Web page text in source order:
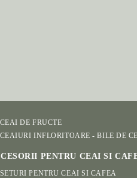
CEAI DE FRUCTE
CEAIURI INFLORITOARE - BILE DE
PENTRU CEAI SI
SETURI PENTRU CEAI SI CAFEA